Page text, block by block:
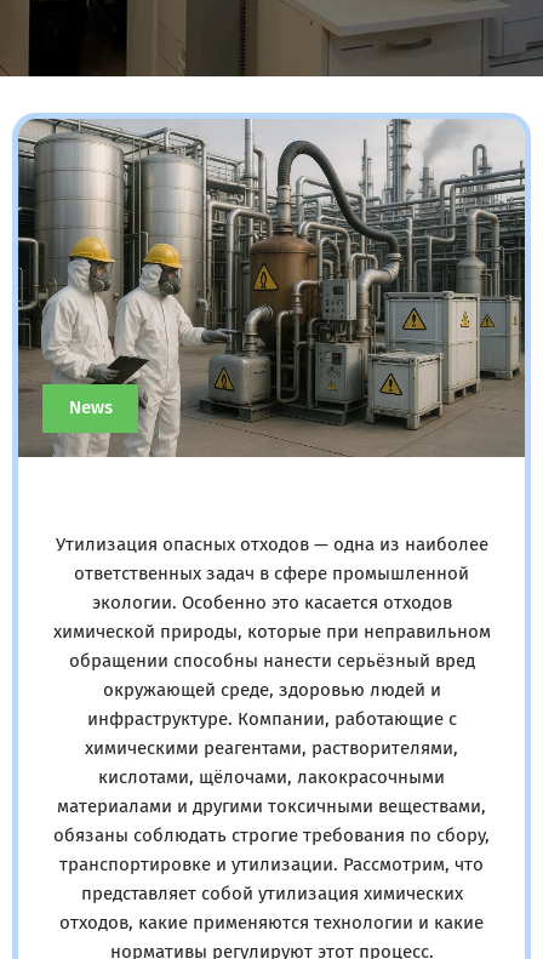
News
Утилизация опасных отходов — одна из наиболее
ответственных задач в сфере промышленной
экологии. Особенно это касается отходов
химической природы, которые при неправильном
обращении способны нанести серьёзный вред
окружающей среде, здоровью людей и
инфраструктуре. Компании, работающие с
химическими реагентами, растворителями,
кислотами, щёлочами, лакокрасочными
материалами и другими токсичными веществами,
обязаны соблюдать строгие требования по сбору,
транспортировке и утилизации. Рассмотрим, что
представляет собой утилизация химических
отходов, какие применяются технологии и какие
нормативы регулируют этот процесс.